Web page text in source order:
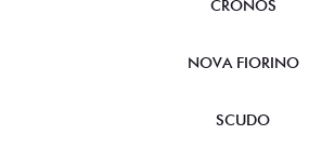
CRONOS
NOVA FIORINO
SCUDO